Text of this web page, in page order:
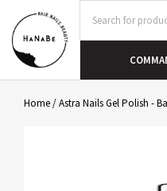
Home/Astra Nails Gel Polish -